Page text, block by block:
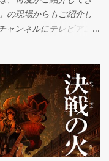
の現場からもご紹介し
ンネルにテレビアニ
ださい。 改めて「ハー
すると TV放映では安全
あれ、オンエア前の映
かけるきまりになって
に合う明度彩度の変化
、暗くしたりして"視覚